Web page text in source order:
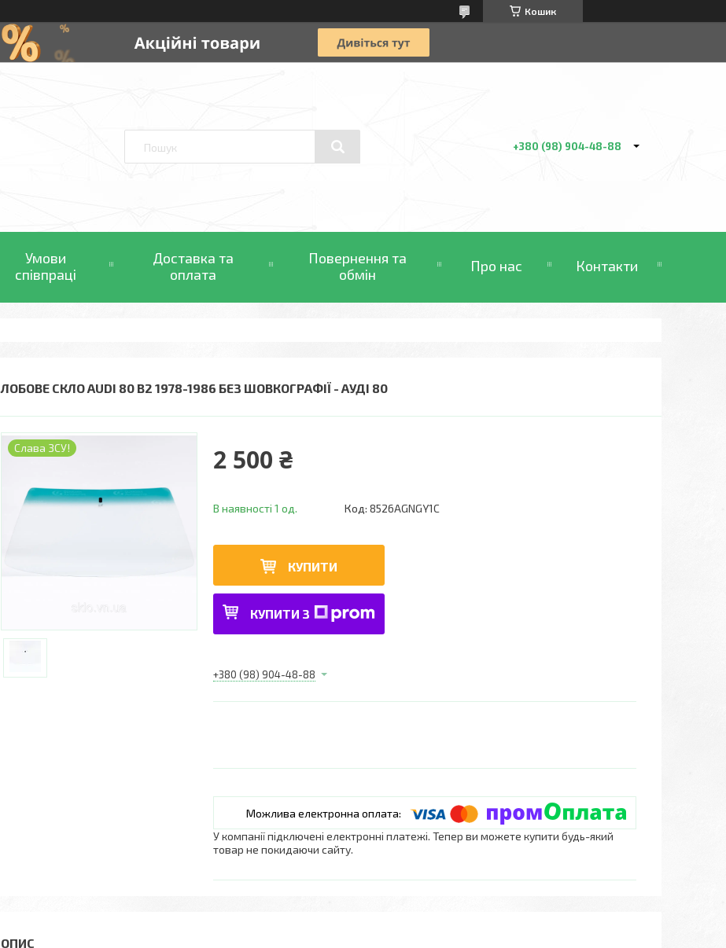
Кошик
+380 (98) 904-48-88
Умови
співпраці
Доставка та
оплата
Повернення та
обмін
Про нас Контакти
ЛОБОВЕ СКЛО AUDI 80 B2 1978-1986 БЕЗ ШОВКОГРАФІЇ - АУДІ 80
Слава ЗСУ! 2 500 ₴
В наявності 1 од. Код: 8526AGNGY1C
КУПИТИ
КУПИТИ З
+380 (98) 904-48-88
У компанії підключені електронні платежі. Тепер ви можете купити будь-який
товар не покидаючи сайту.